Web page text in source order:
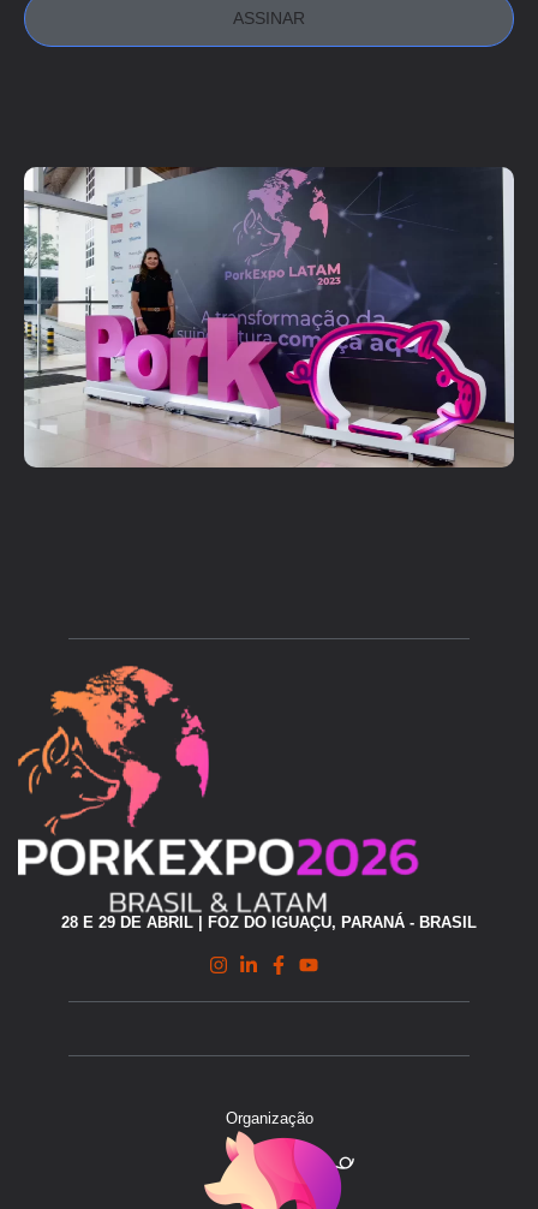
ASSINAR
28 E 29 DE ABRIL | FOZ DO IGUAÇU, PARANÁ - BRASIL
Organização